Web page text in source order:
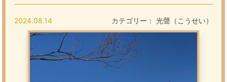
カテゴリー： 光聲（こうせい）
2024.08.14